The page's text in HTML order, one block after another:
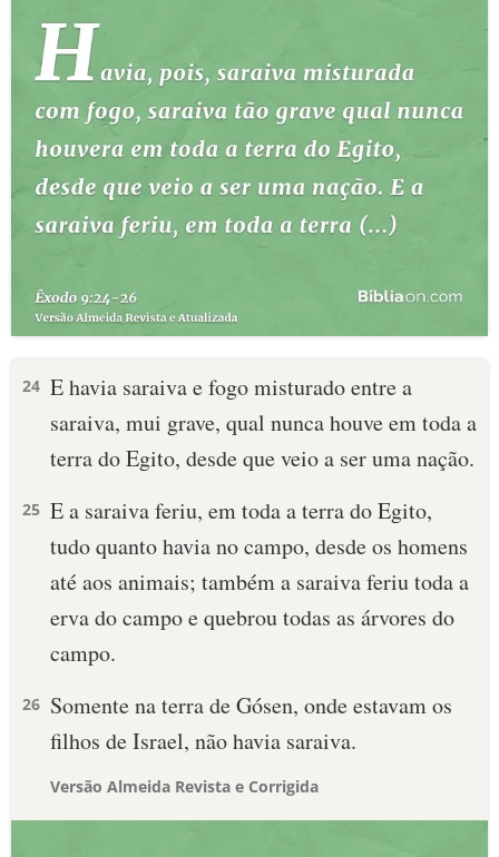
24 E havia saraiva e fogo misturado entre a
saraiva, mui grave, qual nunca houve em toda a
terra do Egito, desde que veio a ser uma nação.
25 E a saraiva feriu, em toda a terra do Egito,
tudo quanto havia no campo, desde os homens
até aos animais; também a saraiva feriu toda a
erva do campo e quebrou todas as árvores do
campo.
26 Somente na terra de Gósen, onde estavam os
filhos de Israel, não havia saraiva.
Versão Almeida Revista e Corrigida